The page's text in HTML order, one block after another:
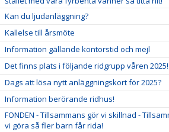
Kan du ljudanläggning?
Kallelse till årsmöte
Information gällande kontorstid och mejl
Det finns plats i följande ridgrupp våren 2025!
Dags att lösa nytt anläggningskort för 2025?
Information berörande ridhus!
FONDEN - Tillsammans gör vi skillnad -
vi göra så fler barn får rida!